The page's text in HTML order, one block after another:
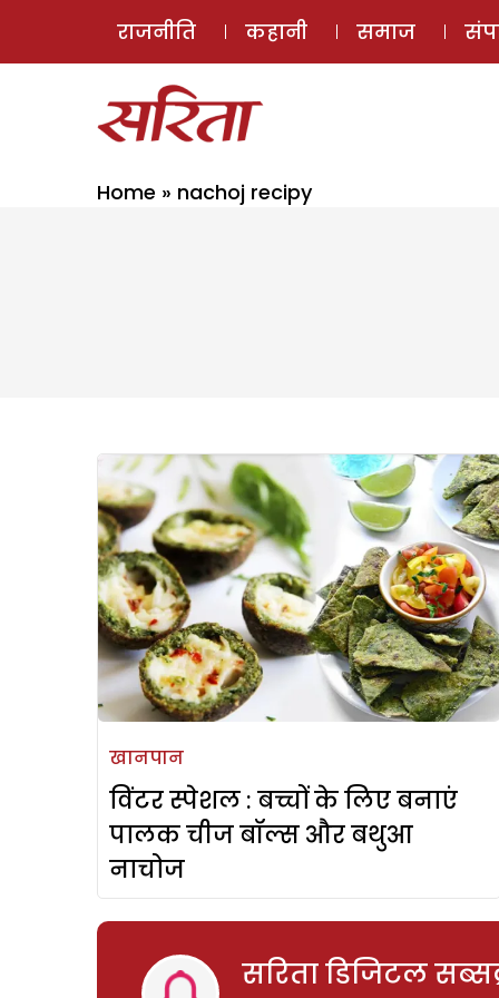
राजनीति कहानी समाज
Home » nachoj recipy
खानपान
विंटर स्पेशल : बच्चों के लिए बनाएं
पालक चीज बॉल्स और बथुआ
नाचोज
सरिता डिजिटल